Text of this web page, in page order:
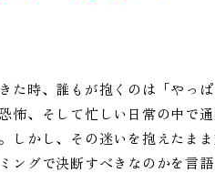
た時、誰もが抱くのは「やっ
、そして忙しい日常の中で
しかし、その迷いを抱えたま
ングで決断すべきなのかを言